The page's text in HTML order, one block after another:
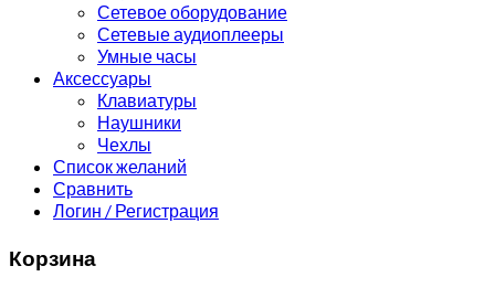
Сетевое оборудование
Сетевые аудиоплееры
Умные часы
Аксессуары
Клавиатуры
Наушники
Чехлы
Список желаний
Сравнить
Логин / Регистрация
Корзина